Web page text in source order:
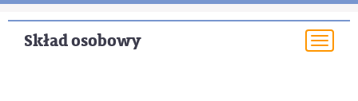
Skład osobowy